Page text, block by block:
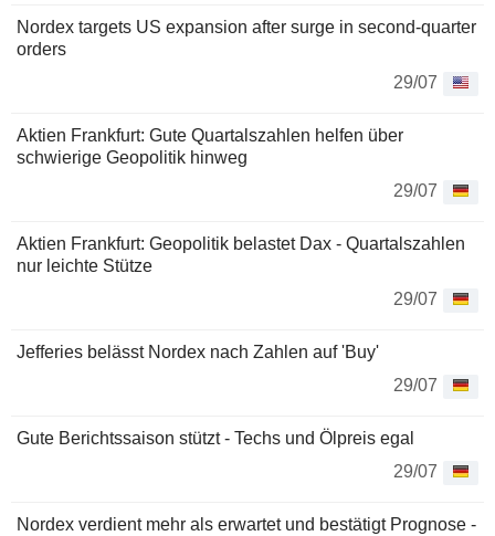
Nordex targets US expansion after surge in second-quarter
orders
29/07
Aktien Frankfurt: Gute Quartalszahlen helfen über
schwierige Geopolitik hinweg
29/07
Aktien Frankfurt: Geopolitik belastet Dax - Quartalszahlen
nur leichte Stütze
29/07
Jefferies belässt Nordex nach Zahlen auf 'Buy'
29/07
Gute Berichtssaison stützt - Techs und Ölpreis egal
29/07
Nordex verdient mehr als erwartet und bestätigt Prognose -